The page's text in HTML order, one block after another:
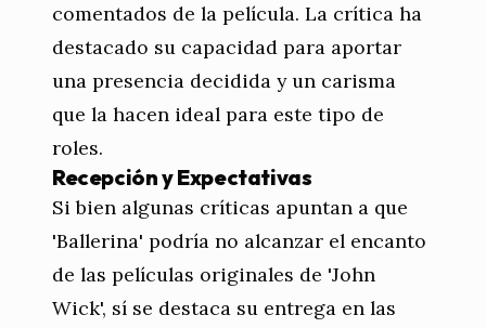
comentados de la película. La crítica ha
destacado su capacidad para aportar
una presencia decidida y un carisma
que la hacen ideal para este tipo de
roles.
Recepción y Expectativas
Si bien algunas críticas apuntan a que
'Ballerina' podría no alcanzar el encanto
de las películas originales de 'John
Wick', sí se destaca su entrega en las